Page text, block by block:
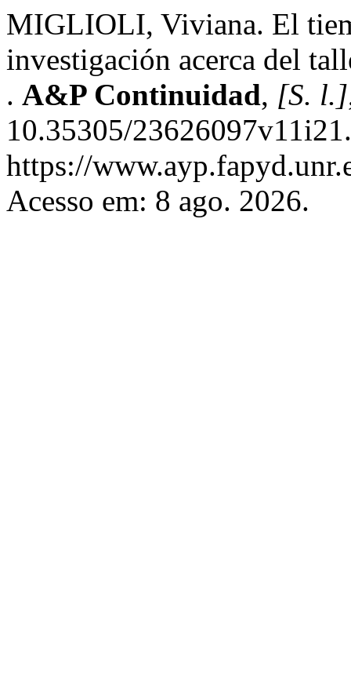
MIGLIOLI, Viviana. El
investigación acerca del
. A&P Continuidad, [S. l.]
10.35305/
https://
Acesso em: 8 ago. 2026.